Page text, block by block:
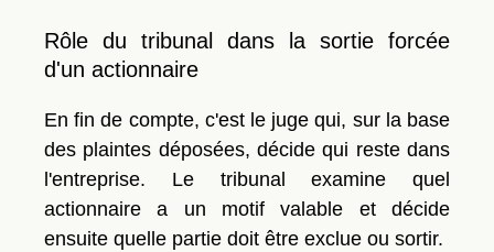
Rôle du tribunal dans la sortie forcée
d'un actionnaire
En fin de compte, c'est le juge qui, sur la base
des plaintes déposées, décide qui reste dans
l'entreprise. Le tribunal examine quel
actionnaire a un motif valable et décide
ensuite quelle partie doit être exclue ou sortir.